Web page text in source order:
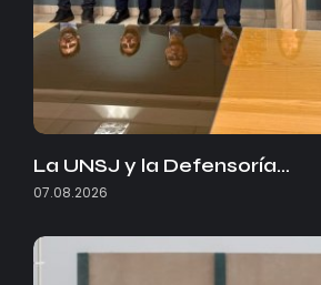
La UNSJ y la Defensoría…
07.08.2026